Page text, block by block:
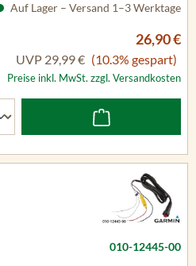
Auf Lager – Versand 1–3 Werktage
26,90 €
UVP 29,99 € (10.3% gespart)
Preise inkl. MwSt. zzgl. Versandkosten
010-12445-00